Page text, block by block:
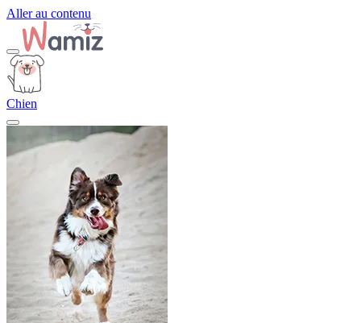
Aller au contenu
Chien